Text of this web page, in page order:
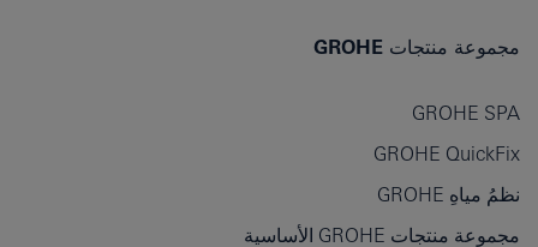
مجموعة منتجات GROHE
GROHE SPA
GROHE QuickFix
نظمُ مياهِ GROHE
مجموعة منتجات GROHE الأساسية